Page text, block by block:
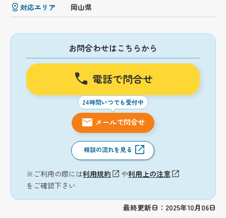
対応エリア
岡山県
お問合わせはこちらから
電話で問合せ
24時間いつでも受付中
メールで問合せ
相談の流れを見る
※ご利用の際には利用規約 や利用上の注意
をご確認下さい
最終更新日：2025年10月06日